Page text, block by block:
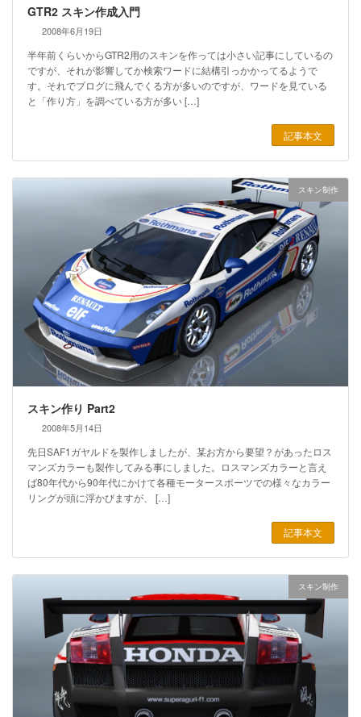
GTR2 スキン作成入門
2008年6月19日
半年前くらいからGTR2用のスキンを作っては小さい記事にしているの
ですが、それが影響してか検索ワードに結構引っかかってるようで
す。それでブログに飛んでくる方が多いのですが、ワードを見ている
と「作り方」を調べている方が多い […]
記事本文
スキン制作
スキン作り Part2
2008年5月14日
先日SAF1ガヤルドを製作しましたが、某お方から要望？があったロス
マンズカラーも製作してみる事にしました。ロスマンズカラーと言え
ば80年代から90年代にかけて各種モータースポーツでの様々なカラー
リングが頭に浮かびますが、 […]
記事本文
スキン制作